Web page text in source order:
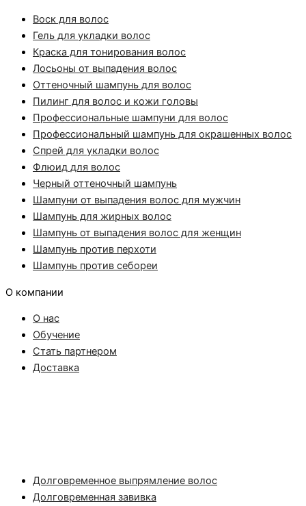
Воск для волос
Гель для укладки волос
Краска для тонирования волос
Лосьоны от выпадения волос
Оттеночный шампунь для волос
Пилинг для волос и кожи головы
Профессиональные шампуни для волос
Профессиональный шампунь для окрашенных волос
Спрей для укладки волос
Флюид для волос
Черный оттеночный шампунь
Шампуни от выпадения волос для мужчин
Шампунь для жирных волос
Шампунь от выпадения волос для женщин
Шампунь против перхоти
Шампунь против себореи
О компании
О нас
Обучение
Стать партнером
Доставка
Долговременное выпрямление волос
Долговременная завивка